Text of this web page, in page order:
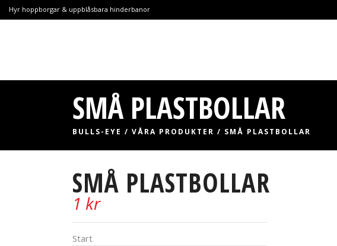
Hyr hoppborgar & uppblåsbara hinderbanor
SMÅ PLASTBOLLAR
BULLS-EYE / VÅRA PRODUKTER / SMÅ PLASTBOLLAR
SMÅ PLASTBOLLAR
1 kr
Start